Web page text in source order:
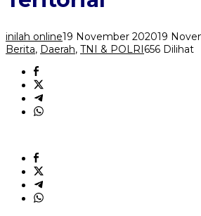
Serbuan
inilah online19 November 202019
Berita, Daerah, TNI & POLRI656 Dilihat